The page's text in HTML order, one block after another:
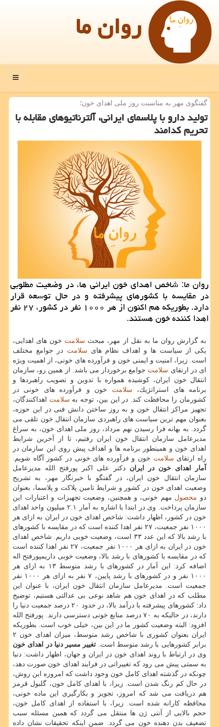
روان ما
منو
گفتگوی مهر به مناسبت روز ملی اهدای خون؛
تولید دارو با پلاسمای ایرانی، آلترناتیوهای مقابله با
تحریم كدامند
روان ما: شاخص اهدای خون ایرانی ها، در وضعیت مطلوبی
در مقایسه با كشورهای پیشرفته و در حال توسعه قرار
دارد. بطوریكه هم اكنون از هر ۱۰۰۰ نفر در كشور، ۲۷ نفر
اهدا كننده خون هستند.
به گزارش روان ما به نقل از مهر، مبحث سلامت خون های اهدایی،
یكی از سیاست ها و اهداف نظام های سلامت در جوامع مختلف
است. زیرا، امنیت و ایمنی خون و فرآورده های خونی، از اهمیت ویژه
ای در ارتقای سلامت جوامع برخوردار می باشد. از همین رو، سازمان
انتقال خون ایران، كوشیده همواره با تدوین و تصویب راهبردها و
برنامه های استراتژیك، سلامت خون و فرآورده های خونی در
كشورمان را محافظت كند. در این بین، توجه به سلامت اهداكنندگان،
تجهیز مراكز انتقال خون و به روز ساختن دانش فنی در این حوزه،
بعنوان مهم ترین سیاست های راهبردی سازمان انتقال خون تلقی می
گردد. به بهانه فرا رسیدن نهم مرداد، روز ملی اهدای خون، به سراغ
مدیرعامل سازمان انتقال خون ایران رفتیم، تا از آخرین شرایط
اهدای خون و همینطور برنامه ها و اهداف پیش روی این سازمان در
راه ارتقای سلامت خون و فرآورده های خونی در كشور آگاه شویم.
آمار اهدای خون در ایران دكتر علی اكبر پورفتح الله مدیرعامل
سازمان انتقال خون ایران، در گفتگو با خبرنگار مهر، به تشریح
وضعیت اهدای خون در كشور و شرایط تامین پلاكت و پلاسما، بعنوان
دو محصول مهم خونی، و همچنین، وضعیت تجهیزات و اعتبارات این
سازمان پرداخت. وی در ابتدا با اشاره به آمار ۲.۱ میلیون واحد اهدای
خون در كشور، اظهار داشت: شاخص اهدای خون در ایران به ازای هر
۱۰۰۰ نفر جمعیت، ۲۷ نفر اهدا كننده است كه در مقایسه با كشورهای
با رشد بالا كه این عدد ۳۳ است، وضعیت خوبی داریم. شاخص اهدای
خون در ایران به ازای هر ۱۰۰۰ نفر جمعیت، ۲۷ نفر اهدا كننده است
كه در مقایسه با كشورهای با رشد بالا، وضعیت خوبی داریمپورفتح اله
اضافه كرد: این آمار در كشورهای با رشد متوسط ۱۳ به ازای هر
۱۰۰۰ نفر و در كشورهای با رشد پایین، ۷ نفر به ازای هر ۱۰۰۰ نفر
جمعیت است. مدیرعامل سازمان انتقال خون ایران، با عنوان این
مطلب كه در اهدای خون هم شاهد نوعی بی عدالتی هستیم، توضیح
داد: كشورهای پیشرفته با درآمد بالا، در حدود ۲۰ درصد جمعیت دنیا را
دارند، در حالیكه به ۷۰ درصد منابع خونی دسترسی دارند. پورفتح الله
افزود: البته وضعیت كشور ما در این بین، خیلی خوب است. بطوریكه
ایران بعنوان كشوری با شاخص رشد متوسط، میزان اهدای خون ۲
برابر كشورهایی با رشد متوسط است. تغییر مسیر دنیا در اهدای خون
وی در ارتباط با روند اهدای خون در ایران و جهان، اظهار داشت: دنیا
به سمتی پیش می رود كه تغییراتی در فرایند اهدای خون صورت دهد،
چونكه در گذشته اهدای كامل خون وجود داشت كه امروزه این روش،
در حال كم رنگ شدن است. زیرا، با اهدای كامل خون، گلبول قرمز
هم دریافت می شد كه امروز، تجویز و بكارگیری این ماده خونی،
محافظه كارانه شده است. زیرا، با استفاده از اهدای كامل خون،
حجم بالایی از آنتی ژن ها منتقل می گردد كه همین مسئله سبب
تضعیف بدن دهنده خون می گردد. ضمن اینكه تحقیقات نشان داده